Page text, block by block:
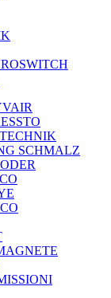
SCHMALZ